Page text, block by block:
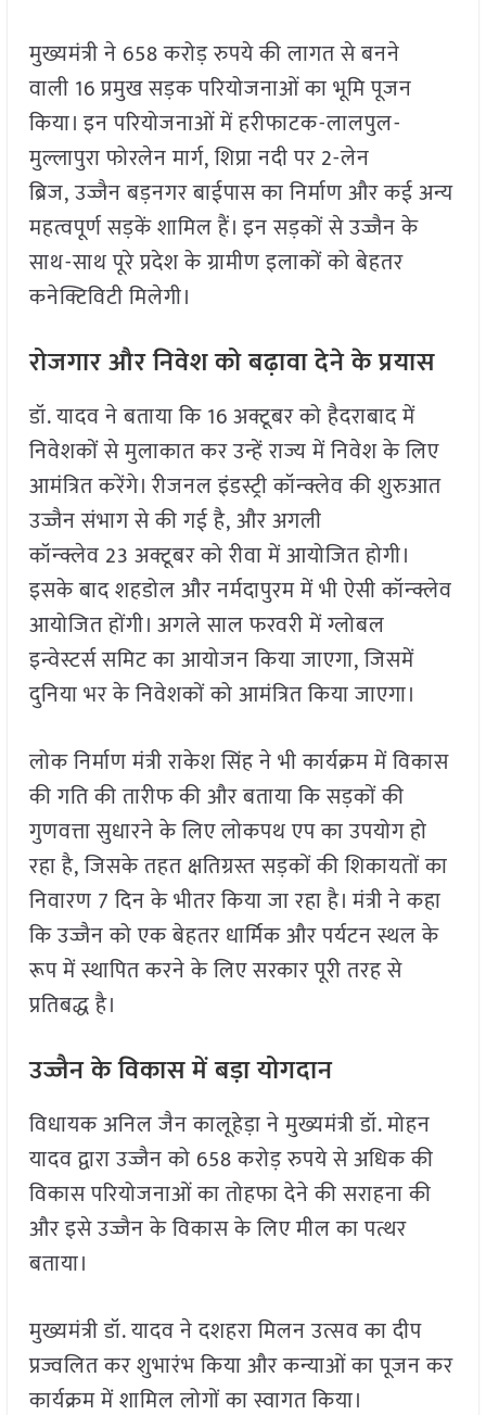
मुख्यमंत्री ने 658 करोड़ रुपये की लागत से बनने
वाली 16 प्रमुख सड़क परियोजनाओं का भूमि पूजन
किया। इन परियोजनाओं में हरीफाटक-लालपुल-
मुल्लापुरा फोरलेन मार्ग, शिप्रा नदी पर 2-लेन
ब्रिज, उज्जैन बड़नगर बाईपास का निर्माण और कई अन्य
महत्वपूर्ण सड़कें शामिल हैं। इन सड़कों से उज्जैन के
साथ-साथ पूरे प्रदेश के ग्रामीण इलाकों को बेहतर
कनेक्टिविटी मिलेगी।
रोजगार और निवेश को बढ़ावा देने के प्रयास
डॉ. यादव ने बताया कि 16 अक्टूबर को हैदराबाद में
निवेशकों से मुलाकात कर उन्हें राज्य में निवेश के लिए
आमंत्रित करेंगे। रीजनल इंडस्ट्री कॉन्क्लेव की शुरुआत
उज्जैन संभाग से की गई है, और अगली
कॉन्क्लेव 23 अक्टूबर को रीवा में आयोजित होगी।
इसके बाद शहडोल और नर्मदापुरम में भी ऐसी कॉन्क्लेव
आयोजित होंगी। अगले साल फरवरी में ग्लोबल
इन्वेस्टर्स समिट का आयोजन किया जाएगा, जिसमें
दुनिया भर के निवेशकों को आमंत्रित किया जाएगा।
लोक निर्माण मंत्री राकेश सिंह ने भी कार्यक्रम में विकास
की गति की तारीफ की और बताया कि सड़कों की
गुणवत्ता सुधारने के लिए लोकपथ एप का उपयोग हो
रहा है, जिसके तहत क्षतिग्रस्त सड़कों की शिकायतों का
निवारण 7 दिन के भीतर किया जा रहा है। मंत्री ने कहा
कि उज्जैन को एक बेहतर धार्मिक और पर्यटन स्थल के
रूप में स्थापित करने के लिए सरकार पूरी तरह से
प्रतिबद्ध है।
उज्जैन के विकास में बड़ा योगदान
विधायक अनिल जैन कालूहेड़ा ने मुख्यमंत्री डॉ. मोहन
यादव द्वारा उज्जैन को 658 करोड़ रुपये से अधिक की
विकास परियोजनाओं का तोहफा देने की सराहना की
और इसे उज्जैन के विकास के लिए मील का पत्थर
बताया।
मुख्यमंत्री डॉ. यादव ने दशहरा मिलन उत्सव का दीप
प्रज्वलित कर शुभारंभ किया और कन्याओं का पूजन कर
कार्यक्रम में शामिल लोगों का स्वागत किया।